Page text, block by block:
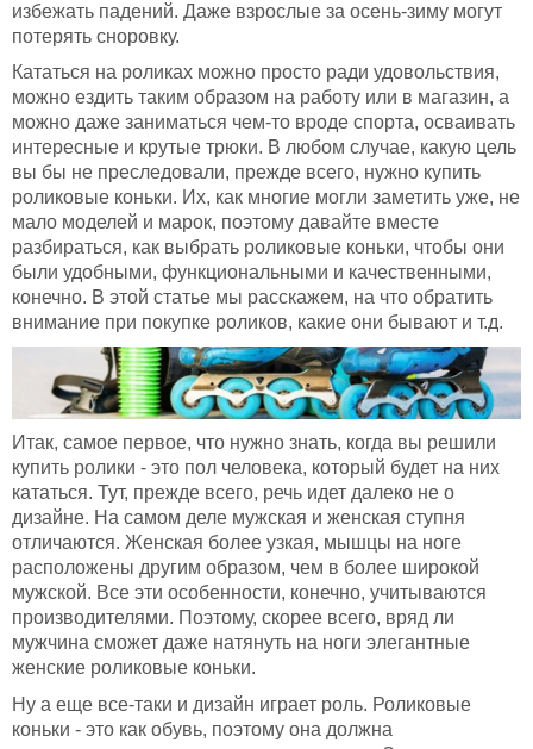
избежать падений. Даже взрослые за осень-зиму могут
потерять сноровку.
Кататься на роликах можно просто ради удовольствия,
можно ездить таким образом на работу или в магазин, а
можно даже заниматься чем-то вроде спорта, осваивать
интересные и крутые трюки. В любом случае, какую цель
вы бы не преследовали, прежде всего, нужно купить
роликовые коньки. Их, как многие могли заметить уже, не
мало моделей и марок, поэтому давайте вместе
разбираться, как выбрать роликовые коньки, чтобы они
были удобными, функциональными и качественными,
конечно. В этой статье мы расскажем, на что обратить
внимание при покупке роликов, какие они бывают и т.д.
Итак, самое первое, что нужно знать, когда вы решили
купить ролики - это пол человека, который будет на них
кататься. Тут, прежде всего, речь идет далеко не о
дизайне. На самом деле мужская и женская ступня
отличаются. Женская более узкая, мышцы на ноге
расположены другим образом, чем в более широкой
мужской. Все эти особенности, конечно, учитываются
производителями. Поэтому, скорее всего, вряд ли
мужчина сможет даже натянуть на ноги элегантные
женские роликовые коньки.
Ну а еще все-таки и дизайн играет роль. Роликовые
коньки - это как обувь, поэтому она должна